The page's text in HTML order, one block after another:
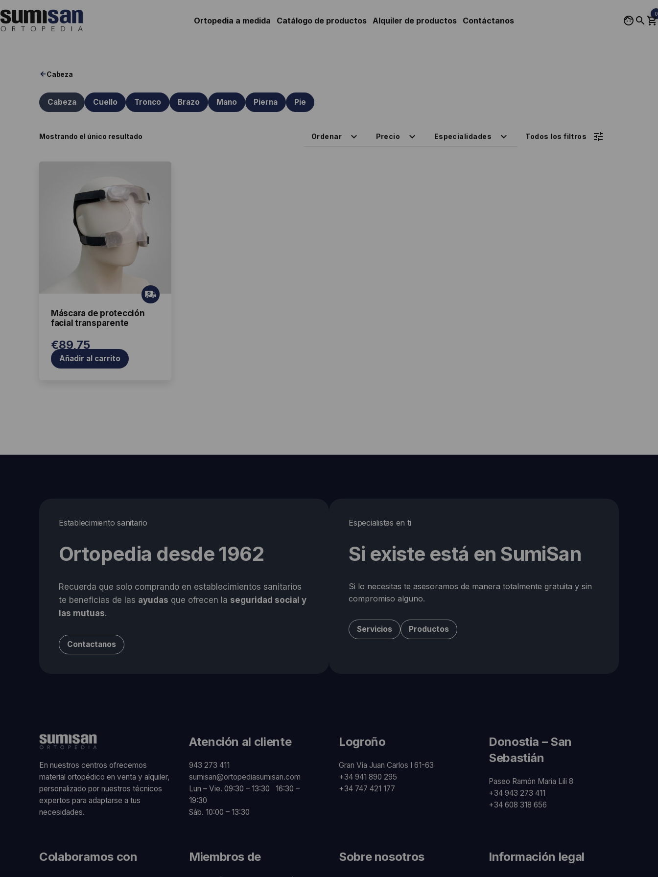
al
contenido
0
Ortopedia a medida Catálogo de productos Alquiler de productos Contáctanos
Cabeza
Cabeza Cuello Tronco Brazo Mano Pierna Pie
Mostrando el único resultado Ordenar Precio Especialidades
Máscara de protección
facial transparente
Gr
ati
€89,75
Añadir al carrito
Establecimiento sanitario
Ortopedia desde 1962
Recuerda que solo comprando en establecimientos sanitarios
te beneficias de las ayudas que ofrecen la seguridad social y
las mutuas.
Contactanos
Especialistas en ti
Si existe está en SumiSan
Si lo necesitas te asesoramos de manera totalmente gratuita y sin
compromiso alguno.
Servicios Productos
En nuestros centros ofrecemos
material ortopédico en venta y alquiler,
personalizado por nuestros técnicos
expertos para adaptarse a tus
necesidades.
Atención al cliente
943 273 411
sumisan@ortopediasumisan.com
Lun – Vie. 09:30 – 13:30 16:30 –
19:30
Sáb. 10:00 – 13:30
Logroño
Gran Vía Juan Carlos I 61-63
+34 941 890 295
+34 747 421 177
Donostia – San
Sebastián
Paseo Ramón Maria Lili 8
+34 943 273 411
+34 608 318 656
Colaboramos con Miembros de Sobre nosotros Información legal